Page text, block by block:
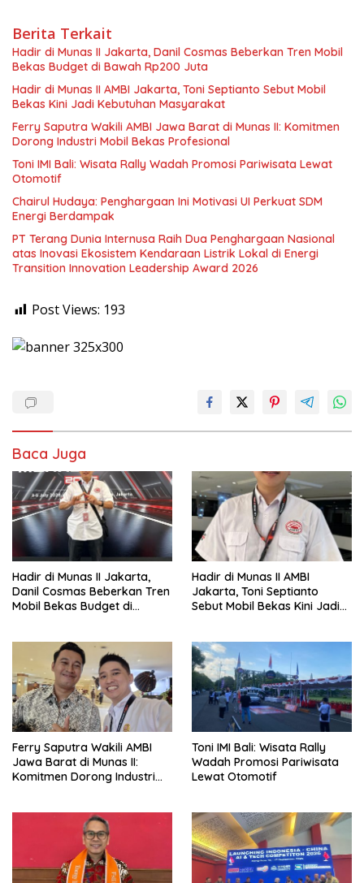
Berita Terkait
Hadir di Munas II Jakarta, Danil Cosmas Beberkan Tren Mobil
Bekas Budget di Bawah Rp200 Juta
Hadir di Munas II AMBI Jakarta, Toni Septianto Sebut Mobil
Bekas Kini Jadi Kebutuhan Masyarakat
Ferry Saputra Wakili AMBI Jawa Barat di Munas II: Komitmen
Dorong Industri Mobil Bekas Profesional
Toni IMI Bali: Wisata Rally Wadah Promosi Pariwisata Lewat
Otomotif
Chairul Hudaya: Penghargaan Ini Motivasi UI Perkuat SDM
Energi Berdampak
PT Terang Dunia Internusa Raih Dua Penghargaan Nasional
atas Inovasi Ekosistem Kendaraan Listrik Lokal di Energi
Transition Innovation Leadership Award 2026
Post Views: 193
Baca Juga
Hadir di Munas II Jakarta,
Danil Cosmas Beberkan Tren
Mobil Bekas Budget di
Hadir di Munas II AMBI
Jakarta, Toni Septianto
Sebut Mobil Bekas Kini Jadi
Ferry Saputra Wakili AMBI
Jawa Barat di Munas II:
Komitmen Dorong Industri
Toni IMI Bali: Wisata Rally
Wadah Promosi Pariwisata
Lewat Otomotif